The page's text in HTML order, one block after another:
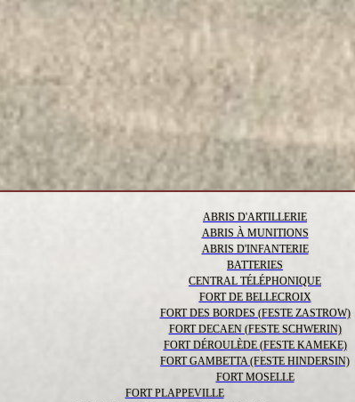
ABRIS D'ARTILLERIE
ABRIS À MUNITIONS
ABRIS D'INFANTERIE
BATTERIES
CENTRAL TÉLÉPHONIQUE
FORT DE BELLECROIX
FORT DES BORDES (FESTE ZASTROW)
FORT DECAEN (FESTE SCHWERIN)
FORT DÉROULÈDE (FESTE KAMEKE)
FORT GAMBETTA (FESTE HINDERSIN)
FORT MOSELLE
FORT PLAPPEVILLE